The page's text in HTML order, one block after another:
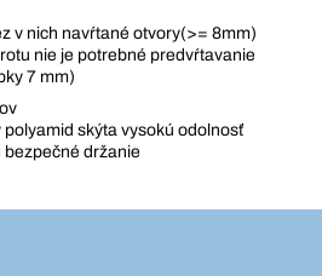
v nich navŕtané otvory(>= 8mm)
nie je potrebné predvŕtavanie
7 mm)
skýta vysokú odolnosť
bezpečné držanie